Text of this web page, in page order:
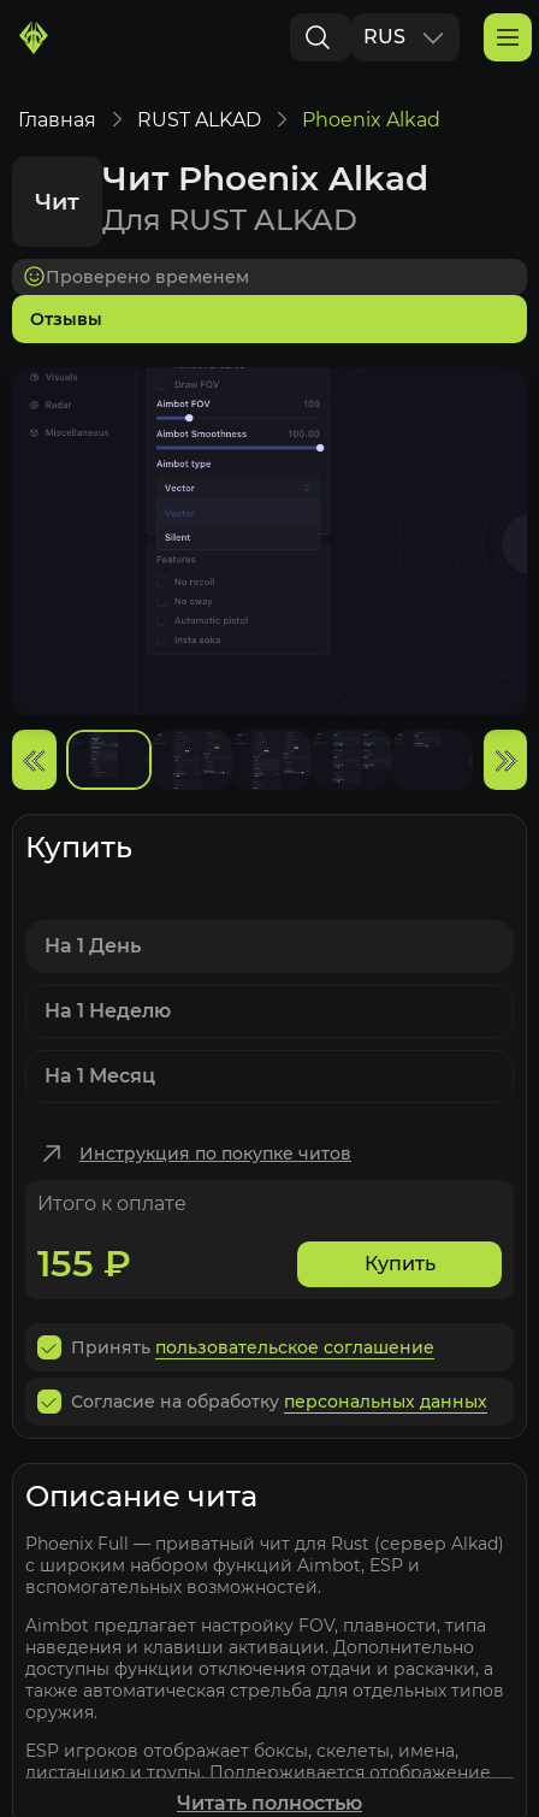
RUS
Главная RUST ALKAD Phoenix Alkad
Чит
Чит Phoenix Alkad
Для RUST ALKAD
Отзывы
Проверено временем
Купить
На 1 День
На 1 Неделю
На 1 Месяц
Инструкция по покупке читов
Итого к оплате
155 ₽ Купить
Принять пользовательское соглашение
Согласие на обработку персональных данных
Описание чита
Phoenix Full — приватный чит для Rust (сервер Alkad)
с широким набором функций Aimbot, ESP и
вспомогательных возможностей.
Aimbot предлагает настройку FOV, плавности, типа
наведения и клавиши активации. Дополнительно
доступны функции отключения отдачи и раскачки, а
также автоматическая стрельба для отдельных типов
оружия.
ESP игроков отображает боксы, скелеты, имена,
дистанцию и трупы. Поддерживается отображение
спящих игроков и настройка максимальной
Читать полностью